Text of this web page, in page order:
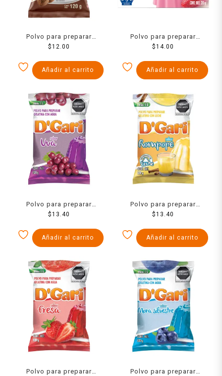
Polvo para preparar
gelatina Ideal de leche
$12.00
Añadir al carrito
Polvo para preparar
gelatina D´Gari de leche
$14.00
Añadir al carrito
Polvo para preparar
gelatina D´Gari de agua
$13.40
Añadir al carrito
Polvo para preparar
gelatina D´Gari de leche
$13.40
Añadir al carrito
Polvo para preparar
Polvo para preparar